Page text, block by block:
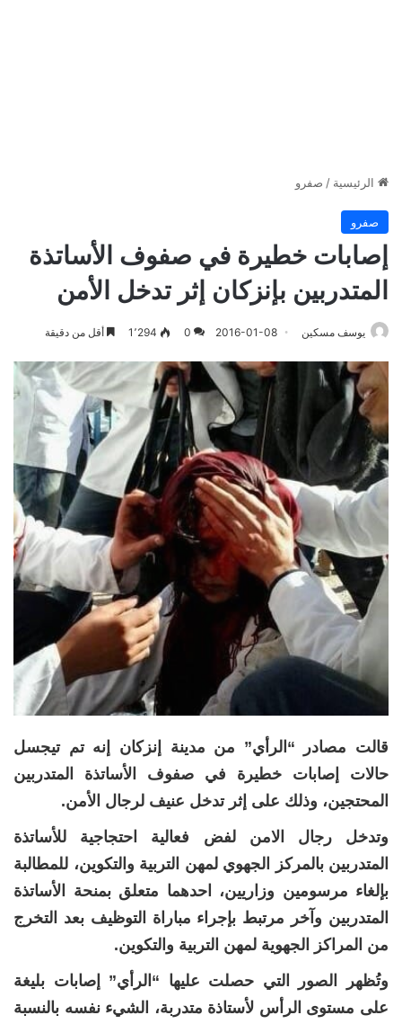
الرئيسية / صفرو
صفرو
إصابات خطيرة في صفوف الأساتذة
المتدربين بإنزكان إثر تدخل الأمن
يوسف مسكين 2016-01-08
0 1٬294 أقل من دقيقة
قالت مصادر “الرأي” من مدينة إنزكان إنه تم تيجسل
حالات إصابات خطيرة في صفوف الأساتذة المتدربين
المحتجين، وذلك على إثر تدخل عنيف لرجال الأمن.
وتدخل رجال الامن لفض فعالية احتجاجية للأساتذة
المتدربين بالمركز الجهوي لمهن التربية والتكوين، للمطالبة
بإلغاء مرسومين وزاريين، احدهما متعلق بمنحة الأساتذة
المتدربين وآخر مرتبط بإجراء مباراة التوظيف بعد التخرج
من المراكز الجهوية لمهن التربية والتكوين.
وتُظهر الصور التي حصلت عليها “الرأي” إصابات بليغة
على مستوى الرأس لأستاذة متدربة، الشيء نفسه بالنسبة